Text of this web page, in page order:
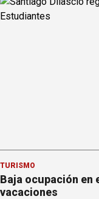
TURISMO
Baja ocupación en
vacaciones